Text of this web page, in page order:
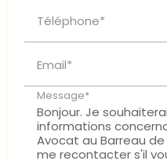
Téléphone*
Email*
Message*